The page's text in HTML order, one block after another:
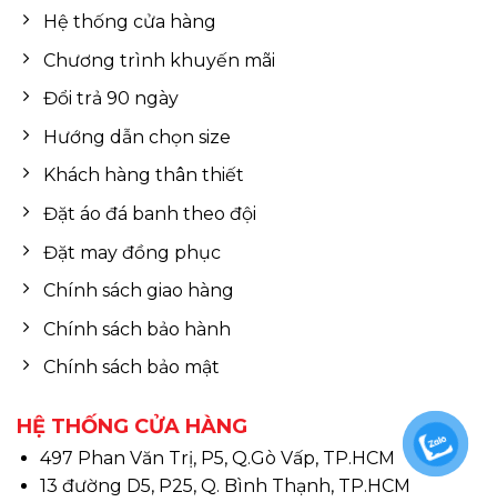
Hệ thống cửa hàng
Chương trình khuyến mãi
Đổi trả 90 ngày
Hướng dẫn chọn size
Khách hàng thân thiết
Đặt áo đá banh theo đội
Đặt may đồng phục
Chính sách giao hàng
Chính sách bảo hành
Chính sách bảo mật
HỆ THỐNG CỬA HÀNG
497 Phan Văn Trị, P5, Q.Gò Vấp, TP.HCM
13 đường D5, P25, Q. Bình Thạnh, TP.HCM